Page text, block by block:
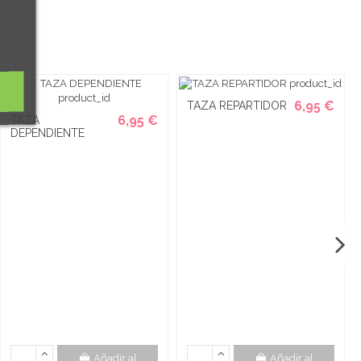
TAZA
DEPENDIENTE
6,95 €
Añadir al
TAZA REPARTIDOR 6,95 €
Añadir al